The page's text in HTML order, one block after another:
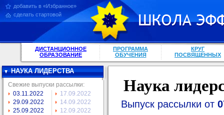
добавить в «Избранное»
сделать стартовой
ДИСТАНЦИОННОЕ
ОБРАЗОВАНИЕ
ПРОГРАММА
ОБУЧЕНИЯ
КРУГ
ПОСВЯЩЕННЫХ
НАУКА ЛИДЕРСТВА
Свежие выпуски рассылки:
03.11.2022
29.09.2022
25.09.2022
17.09.2022
14.09.2022
12.09.2022
Наука
Выпуск рассылки от